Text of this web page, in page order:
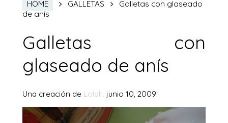
HOME GALLETAS
Galletas con glaseado
de anís
Galletas con
glaseado de anís
Una creación de Lolah. junio 10, 2009